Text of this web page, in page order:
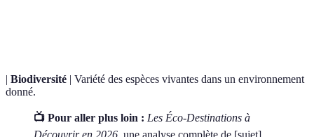
| Biodiversité | Variété des espèces vivantes dans un environnement
donné.
📺 Pour aller plus loin : Les Éco-Destinations à
Découvrir en 2026, une analyse complète de [sujet].